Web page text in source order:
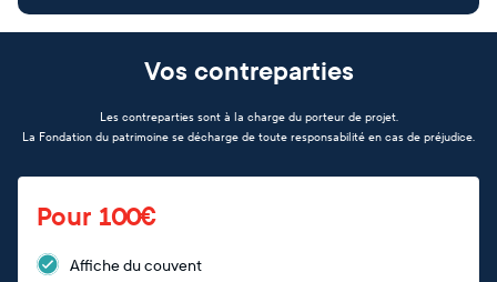
Vos contreparties
Les contreparties sont à la charge du porteur de projet.
La Fondation du patrimoine se décharge de toute responsabilité en cas de préjudice.
Pour 100€
Affiche du couvent